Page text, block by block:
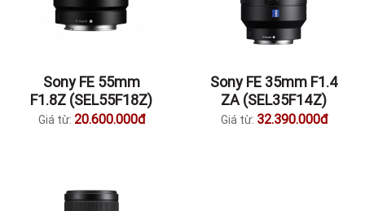
Sony FE 55mm
F1.8Z (SEL55F18Z)
Giá từ: 20.600.000đ
Sony FE 35mm F1.4
ZA (SEL35F14Z)
Giá từ: 32.390.000đ